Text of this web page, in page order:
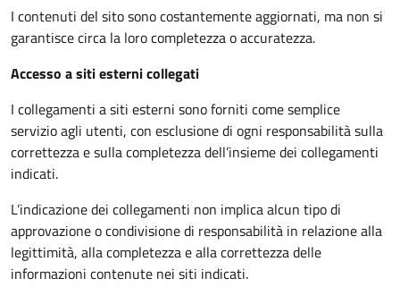
I contenuti del sito sono costantemente aggiornati, ma non si
garantisce circa la loro completezza o accuratezza.
Accesso a siti esterni collegati
I collegamenti a siti esterni sono forniti come semplice
servizio agli utenti, con esclusione di ogni responsabilità sulla
correttezza e sulla completezza dell’insieme dei collegamenti
indicati.
L’indicazione dei collegamenti non implica alcun tipo di
approvazione o condivisione di responsabilità in relazione alla
legittimità, alla completezza e alla correttezza delle
informazioni contenute nei siti indicati.